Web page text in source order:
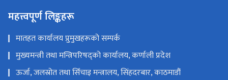
महत्त्वपूर्ण लिङ्कहरू
मातहत कार्यालय प्रुमुखहरूको सम्पर्क
मुख्यमन्त्री तथा मन्त्रिपरिषद्को कार्यालय, कर्णाली प्रदेश
ऊर्जा, जलस्रोत तथा सिँचाइ मन्त्रालय, सिंहदरबार, काठमाडौं